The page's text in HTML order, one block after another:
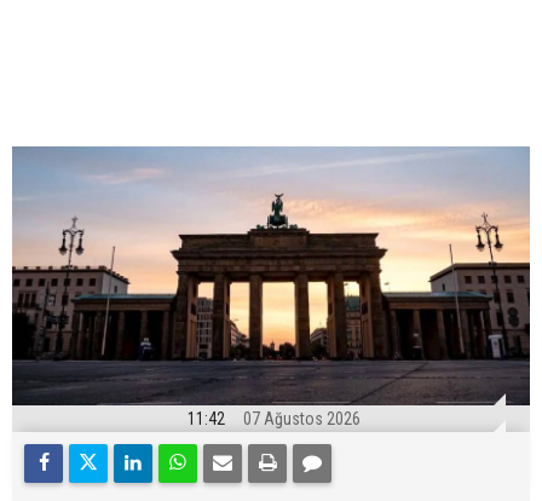
11:42 07 Ağustos 2026